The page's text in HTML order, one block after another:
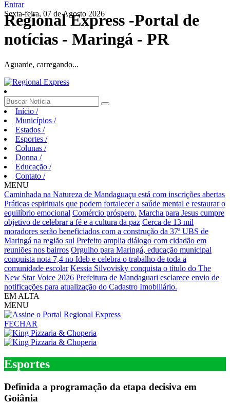
Regional Express -Portal de
notícias - Maringá - PR
Aguarde, carregando...
Entrar
Sexta-feira, 07 de Agosto 2026
Início /
Municípios /
Estados /
Esportes /
Colunas /
Donna /
Educação /
Contato /
MENU
Caminhada na Natureza de Mandaguaçu está com inscrições abertas
Práticas espirituais que podem fortalecer a saúde mental e restaurar o
equilíbrio emocional Comércio próspero. Marcha para Jesus cumpre
objetivo de celebrar a fé e a cultura da paz Cerca de 13 mil
moradores serão beneficiados com a construção da 37ª UBS de
Maringá na região sul Prefeito amplia diálogo com cidadão em
reuniões nos bairros Orgulho para Maringá, educação municipal
conquista nota 7,4 no Ideb e celebra o trabalho de toda a
comunidade escolar Kessia Silvovisky conquista o título do The
New Star Voice 2026 Prefeitura de Mandaguari esclarece envio de
notificações para atualização do Cadastro Imobiliário.
EM ALTA
MENU
FECHAR
Esportes
Definida a programação da etapa decisiva em
Goiânia